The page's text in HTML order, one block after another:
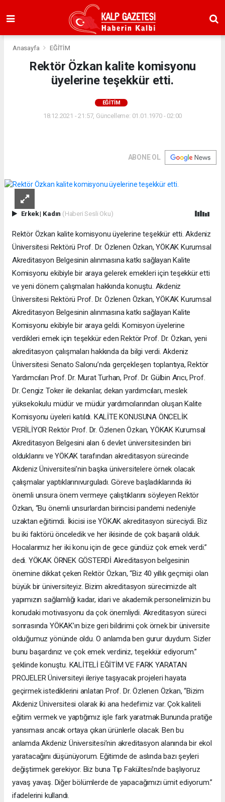
Anasayfa EĞİTİM
Rektör Özkan kalite komisyonu
üyelerine teşekkür etti.
EĞİTİM
18.12.2021 - 21:57, Güncelleme: 01.01.1970 - 02:00
ABONE OL
Erkek| Kadın (Haberi Sesli Oku)
Rektör Özkan kalite komisyonu üyelerine teşekkür etti. Akdeniz
Üniversitesi Rektörü Prof. Dr. Özlenen Özkan, YÖKAK Kurumsal
Akreditasyon Belgesinin alınmasına katkı sağlayan Kalite
Komisyonu ekibiyle bir araya gelerek emekleri için teşekkür etti
ve yeni dönem çalışmaları hakkında konuştu. Akdeniz
Üniversitesi Rektörü Prof. Dr. Özlenen Özkan, YÖKAK Kurumsal
Akreditasyon Belgesinin alınmasına katkı sağlayan Kalite
Komisyonu ekibiyle bir araya geldi. Komisyon üyelerine
verdikleri emek için teşekkür eden Rektör Prof. Dr. Özkan, yeni
akreditasyon çalışmaları hakkında da bilgi verdi. Akdeniz
Üniversitesi Senato Salonu’nda gerçekleşen toplantıya, Rektör
Yardımcıları Prof. Dr. Murat Turhan, Prof. Dr. Gülbin Arıcı, Prof.
Dr. Cengiz Toker ile dekanlar, dekan yardımcıları, meslek
yüksekokulu müdür ve müdür yardımcılarından oluşan Kalite
Komisyonu üyeleri katıldı. KALİTE KONUSUNA ÖNCELİK
VERİLİYOR Rektör Prof. Dr. Özlenen Özkan, YÖKAK Kurumsal
Akreditasyon Belgesini alan 6 devlet üniversitesinden biri
olduklarını ve YÖKAK tarafından akreditasyon sürecinde
Akdeniz Üniversitesi’nin başka üniversitelere örnek olacak
çalışmalar yaptıklarınıvurguladı. Göreve başladıklarında iki
önemli unsura önem vermeye çalıştıklarını söyleyen Rektör
Özkan, “Bu önemli unsurlardan birincisi pandemi nedeniyle
uzaktan eğitimdi. İkicisi ise YÖKAK akreditasyon süreciydi. Biz
bu iki faktörü önceledik ve her ikisinde de çok başarılı olduk.
Hocalarımız her iki konu için de gece gündüz çok emek verdi.”
dedi. YÖKAK ÖRNEK GÖSTERDİ Akreditasyon belgesinin
önemine dikkat çeken Rektör Özkan, “Biz 40 yıllık geçmişi olan
büyük bir üniversiteyiz. Bizim akreditasyon sürecimizde alt
yapımızın sağlamlığı kadar, idari ve akademik personelimizin bu
konudaki motivasyonu da çok önemliydi. Akreditasyon süreci
sonrasında YÖKAK’ın bize geri bildirimi çok örnek bir üniversite
olduğumuz yönünde oldu. O anlamda ben gurur duydum. Sizler
bunu başardınız ve çok emek verdiniz, teşekkür ediyorum.”
şeklinde konuştu. KALİTELİ EĞİTİM VE FARK YARATAN
PROJELER Üniversiteyi ileriye taşıyacak projeleri hayata
geçirmek istediklerini anlatan Prof. Dr. Özlenen Özkan, “Bizim
Akdeniz Üniversitesi olarak iki ana hedefimiz var. Çok kaliteli
eğitim vermek ve yaptığımız işle fark yaratmak.Bununda pratiğe
yansıması ancak ortaya çıkan ürünlerle olacak. Ben bu
anlamda Akdeniz Üniversitesi’nin akreditasyon alanında bir ekol
yaratacağını düşünüyorum. Eğitimde de aslında bazı şeyleri
değiştirmek gerekiyor. Biz buna Tıp Fakültesi’nde başlıyoruz
yavaş yavaş. Diğer bölümlerde de yapacağımızı ümit ediyorum.”
ifadelerini kullandı.